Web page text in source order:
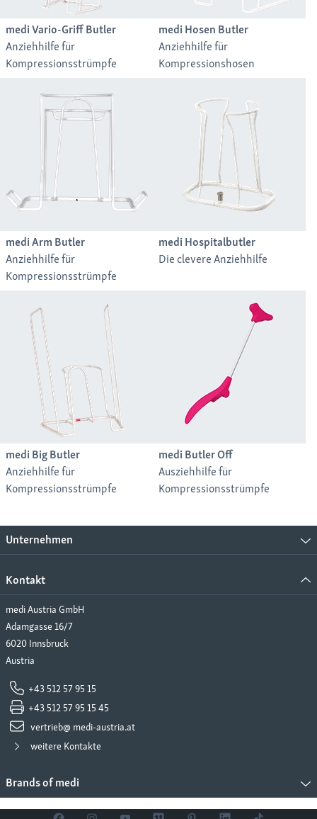
medi Vario-Griff Butler
Anziehhilfe für
Kompressionsstrümpfe
medi Hosen Butler
Anziehhilfe für
Kompressionshosen
medi Arm Butler
Anziehhilfe für
Kompressionsstrümpfe
medi Hospitalbutler
Die clevere Anziehhilfe
medi Big Butler
Anziehhilfe für
Kompressionsstrümpfe
medi Butler Off
Ausziehhilfe für
Kompressionsstrümpfe
Unternehmen
Kontakt
medi Austria GmbH
Adamgasse 16/7
6020 Innsbruck
Austria
+43 512 57 95 15
+43 512 57 95 15 45
vertrieb@ medi-austria.at
weitere Kontakte
Brands of medi